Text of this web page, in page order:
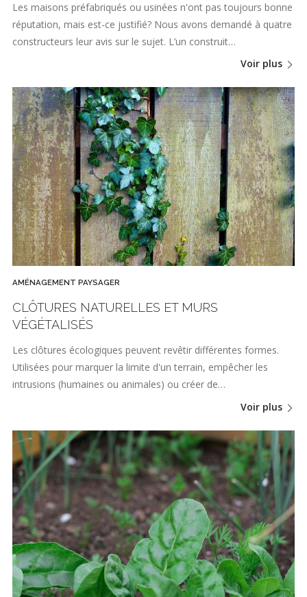
Les maisons préfabriqués ou usinées n'ont pas toujours bonne
réputation, mais est-ce justifié? Nous avons demandé à quatre
constructeurs leur avis sur le sujet. L’un construit…
Voir plus
AMÉNAGEMENT PAYSAGER
CLÔTURES NATURELLES ET MURS
VÉGÉTALISÉS
Les clôtures écologiques peuvent revêtir différentes formes.
Utilisées pour marquer la limite d'un terrain, empêcher les
intrusions (humaines ou animales) ou créer de…
Voir plus